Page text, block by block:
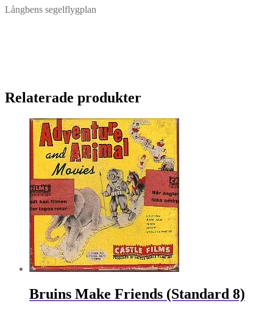
Långbens segelflygplan
Relaterade produkter
Bruins Make Friends (Standard 8)